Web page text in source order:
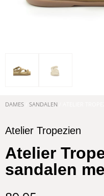
DAMES SANDALEN
Atelier Tropezien
Atelier
sandalen